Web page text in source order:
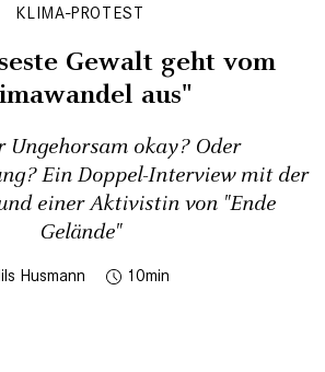
KLIMA-PROTEST
Gewalt geht vom
aus"
okay? Oder
Ein Doppel-Interview mit der
einer Aktivistin von "Ende
Gelände"
Husmann 10